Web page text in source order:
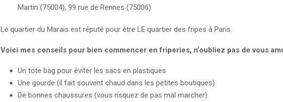
Martin (75004), 99 rue de Rennes (75006)
Le quartier du Marais est réputé pour être LE quartier des fripes à Paris.
Voici mes conseils pour bien commencer en friperies, n’oubliez pas de vous
Un tote bag pour éviter les sacs en plastiques
Une gourde (il fait souvent chaud dans les petites boutiques)
De bonnes chaussures (vous risquez de pas mal marcher)